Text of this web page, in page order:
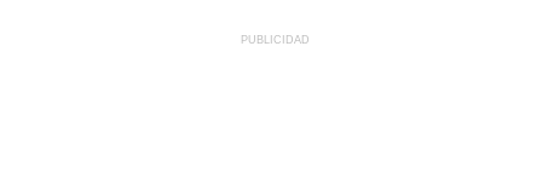
PUBLICIDAD